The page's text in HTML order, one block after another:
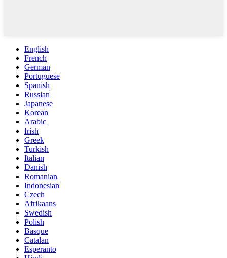
English
French
German
Portuguese
Spanish
Russian
Japanese
Korean
Arabic
Irish
Greek
Turkish
Italian
Danish
Romanian
Indonesian
Czech
Afrikaans
Swedish
Polish
Basque
Catalan
Esperanto